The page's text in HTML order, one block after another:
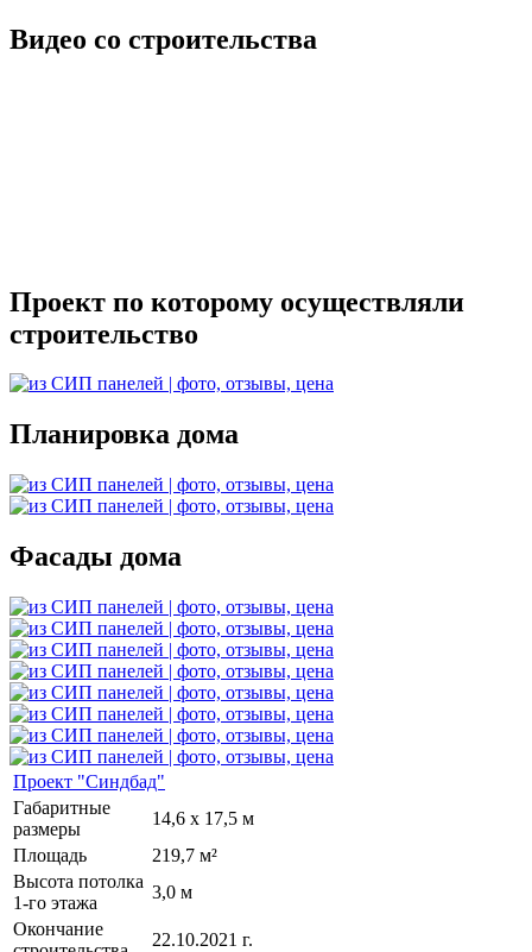
Видео со строительства
Проект по которому осуществляли
строительство
Планировка дома
Фасады дома
Проект "Синдбад"
Габаритные
размеры
14,6 x 17,5 м
Площадь
219,7 м²
Высота потолка
1-го этажа
3,0 м
Окончание
22.10.2021 г.